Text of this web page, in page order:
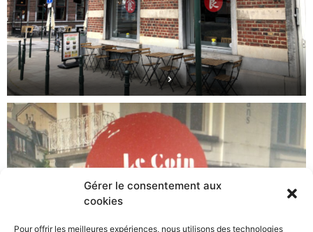
Gérer le consentement aux
cookies
Pour offrir les meilleures expériences, nous utilisons des technologies